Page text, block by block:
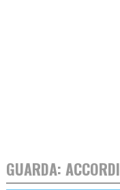
GUARDA: ACCORDI